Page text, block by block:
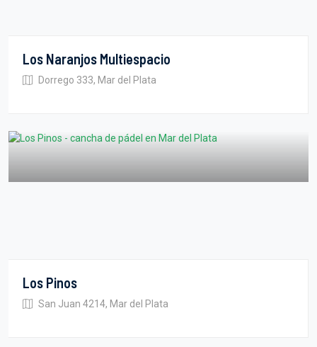
Los Naranjos Multiespacio
Dorrego 333, Mar del Plata
Los Pinos
San Juan 4214, Mar del Plata